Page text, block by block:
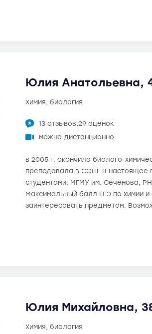
Юлия Анатольевна,
химия, биология
13 отзывов,29 оценок
можно дистанционно
в 2005 г. окончила биолого-
преподавала в СОШ. В настоящее
студентами: МГМУ им. Сеченова,
Максимальный балл ЕГЭ по химии
заинтересовать предметом.
Юлия Михайловна,
химия, биология